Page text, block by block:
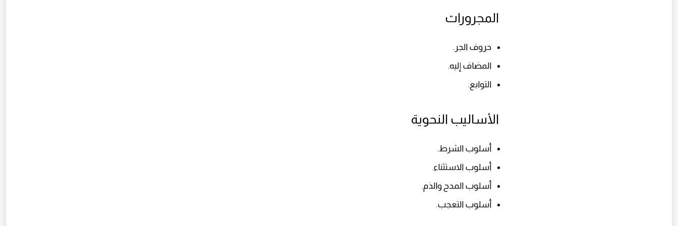
المجرورات
حروف الجر.
المضاف إليه.
التوابع.
الأساليب النحوية
أسلوب الشرط.
أسلوب الاستثناء.
أسلوب المدح والذم.
أسلوب التعجب.